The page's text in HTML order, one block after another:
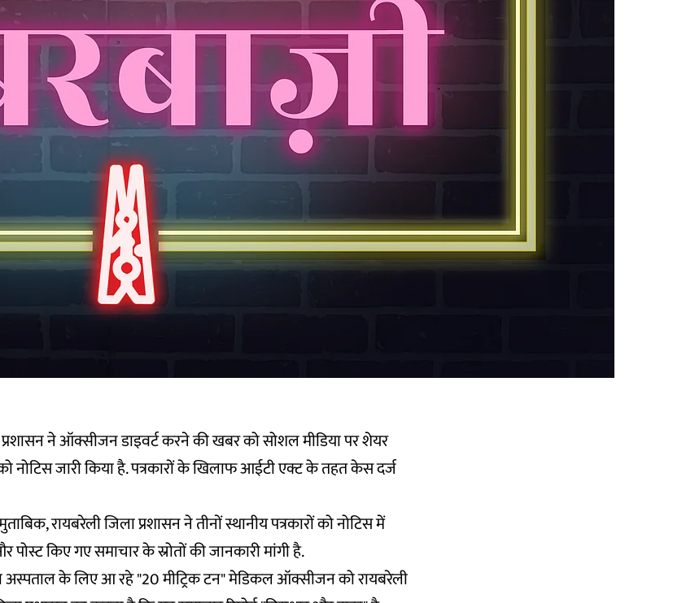
प्रशासन ने ऑक्सीजन डाइवर्ट करने की खबर को सोशल मीडिया पर शेयर
नोटिस जारी किया है. पत्रकारों के खिलाफ आईटी एक्ट के तहत केस दर्ज
रायबरेली जिला प्रशासन ने तीनों स्थानीय पत्रकारों को नोटिस में
पोस्ट किए गए समाचार के स्रोतों की जानकारी मांगी है.
अस्पताल के लिए आ रहे "20 मीट्रिक टन" मेडिकल ऑक्सीजन को रायबरेली